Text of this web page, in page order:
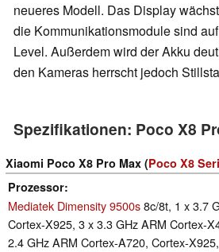
neueres Modell. Das Display
die Kommunikationsmodule sind
Level. Außerdem wird der Akku
den Kameras herrscht jedoch
Spezifikationen: Poco X8
Xiaomi Poco X8 Pro Max (Poco X8
Prozessor
Mediatek Dimensity 9500s8c/8t, 1 x 3.7
Cortex-X925, 3 x 3.3 GHz ARM Cortex-
2.4 GHz ARM Cortex-A720, Cortex-